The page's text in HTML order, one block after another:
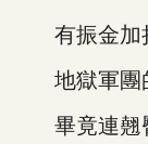
有振金加
地獄軍團的
畢竟連翹臀